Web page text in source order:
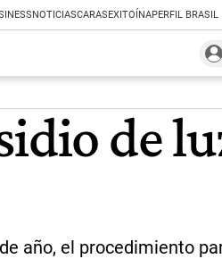
NOTICIASCARASEXITOÍNAPERFIL BRASIL
de
año, el procedimiento